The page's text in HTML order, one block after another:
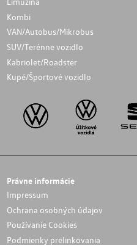
Kombi
VAN/Autobus/Mikrobus
SUV/Terénne vozidlo
Kabriolet/Roadster
Kupé/Športové vozidlo
Právne informácie
Impressum
Ochrana osobných údajov
Používanie Cookies
Podmienky prelinkovania